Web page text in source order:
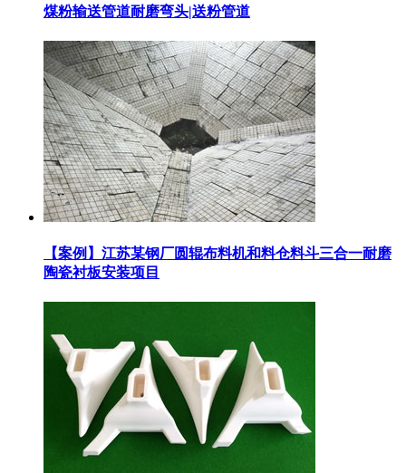
煤粉输送管道耐磨弯头|送粉管道
【案例】江苏某钢厂圆辊布料机和料仓料斗三合一耐磨
陶瓷衬板安装项目